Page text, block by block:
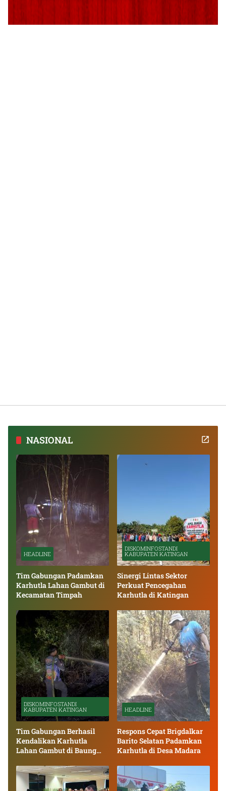
NASIONAL
HEADLINE
Tim Gabungan Padamkan
Karhutla Lahan Gambut di
Kecamatan Timpah
DISKOMINFOSTANDI
KABUPATEN KATINGAN
Sinergi Lintas Sektor
Perkuat Pencegahan
Karhutla di Katingan
DISKOMINFOSTANDI
KABUPATEN KATINGAN
Tim Gabungan Berhasil
Kendalikan Karhutla
Lahan Gambut di Baung
HEADLINE
Respons Cepat Brigdalkar
Barito Selatan Padamkan
Karhutla di Desa Madara